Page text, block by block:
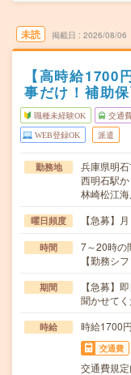
未読 掲載日 2026/08/06
【高時給1700
事だけ！補助
職種未経験OK 交通
WEB登録OK 派遣
勤務地
兵庫県明
西明石駅
林崎松江
曜日頻度 【急募】
時間
7～20時の
【勤務
期間
【急募】
聞かせてく
時給 時給1700
交通費
交通費規